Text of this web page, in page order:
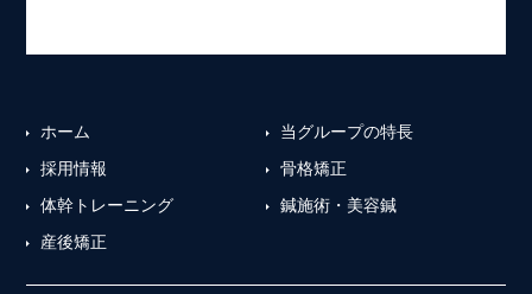
ホーム
当グループの特長
採用情報
骨格矯正
体幹トレーニング
鍼施術・美容鍼
産後矯正